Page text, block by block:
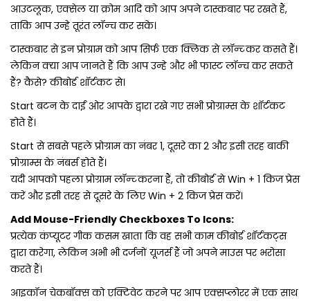
आउटलूक, एक्‍सेल या क्रोम आदि को आप अपने टास्‍कबार पर रखते हैं,
ताकि आप उन्‍हे तूरंत लॉन्‍च कर सके।
टास्‍कबार से इन प्रोग्राम को आप सिर्फ एक क्लिक से लॉन्‍च्‍ कर कसते हैं।
लेकिन क्‍या आप जानते हैं कि आप उन्‍हे और भी फास्‍ट लॉन्‍च कर सकते
हैं? कैसे? कीबोर्ड शॉर्टकट से।
Start बटन के दाईं ओर आपके द्वारा रखे गए सभी प्रोग्राम्‍स के शॉर्टकट
होते हैं।
Start से सबसे पहले प्रोग्राम का नंबर 1, दूसरे का 2 और इसी तरह बाकी
प्रोग्राम्‍स के नंबर्स होते हैं।
यदी आपको पहला प्रोग्राम लॉन्‍च्‍ करना हैं, तो कीबोर्ड से Win + 1 किज प्रेस
करें और इसी तरह से दूसरे के लिए Win + 2 किज प्रेस करें।
Add Mouse-Friendly Checkboxes To Icons:
प्रत्येक कंप्‍यूटर गीक कसम खाता कि वह सभी काम कीबोर्ड शॉर्टकट्स
द्वारा करेगा, लेकिन अभी भी दर्जनों यूजर्स हैं जो अपने माउस पर भरोसा
करते हैं।
आइकॉन चेकबॉक्स को एक्टिवेट करने पर आप एक्‍सप्‍लोरर में एक साथ